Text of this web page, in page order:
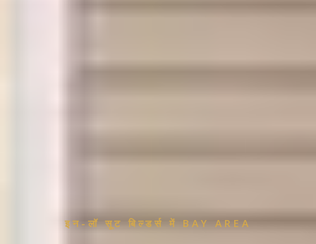
इन-लॉ सूट बिल्डर्स में BAY AREA